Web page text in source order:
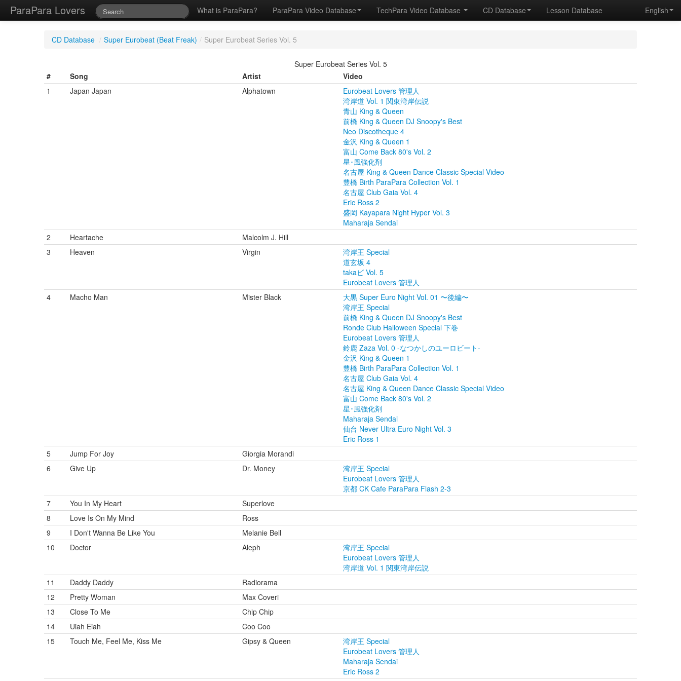
ParaPara Lovers What is ParaPara? ParaPara Video Database TechPara Video Database CD Database Lesson Database English
CD Database / Super Eurobeat (Beat Freak) / Super Eurobeat Series Vol. 5
Super Eurobeat Series Vol. 5
#
Song Artist
Video
1
Japan Japan Alphatown
Eurobeat Lovers 管理人
湾岸道 Vol. 1 関東湾岸伝説
青山 King & Queen
前橋 King & Queen DJ Snoopy's Best
Neo Discotheque 4
金沢 King & Queen 1
富山 Come Back 80's Vol. 2
星･風強化剤
名古屋 King & Queen Dance Classic Special Video
豊橋 Birth ParaPara Collection Vol. 1
名古屋 Club Gaia Vol. 4
Eric Ross 2
盛岡 Kayapara Night Hyper Vol. 3
Maharaja Sendai
2
Heartache
Malcolm J. Hill
3
Heaven Virgin
湾岸王 Special
道玄坂 4
takaビ Vol. 5
Eurobeat Lovers 管理人
4
Macho Man Mister Black
大黒 Super Euro Night Vol. 01 〜後編〜
湾岸王 Special
前橋 King & Queen DJ Snoopy's Best
Ronde Club Halloween Special 下巻
Eurobeat Lovers 管理人
鈴鹿 Zaza Vol. 0 -なつかしのユーロビート-
金沢 King & Queen 1
豊橋 Birth ParaPara Collection Vol. 1
名古屋 Club Gaia Vol. 4
名古屋 King & Queen Dance Classic Special Video
富山 Come Back 80's Vol. 2
星･風強化剤
Maharaja Sendai
仙台 Never Ultra Euro Night Vol. 3
Eric Ross 1
5
Jump For Joy
Giorgia Morandi
6
Give Up Dr. Money
湾岸王 Special
Eurobeat Lovers 管理人
京都 CK Cafe ParaPara Flash 2-3
7
You In My Heart
Superlove
8
Love Is On My Mind
Ross
9
I Don't Wanna Be Like You
Melanie Bell
10
Doctor Aleph
湾岸王 Special
Eurobeat Lovers 管理人
湾岸道 Vol. 1 関東湾岸伝説
11
Daddy Daddy
Radiorama
12
Pretty Woman
Max Coveri
13
Close To Me
Chip Chip
14
Uiah Eiah
Coo Coo
15
Touch Me, Feel Me, Kiss Me Gipsy & Queen
湾岸王 Special
Eurobeat Lovers 管理人
Maharaja Sendai
Eric Ross 2